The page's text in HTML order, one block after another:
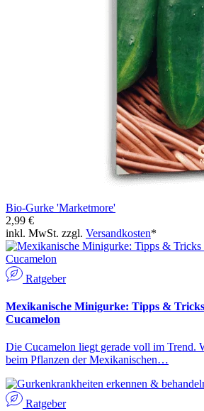
Bio-Gurke 'Marketmore'
2,99 €
inkl. MwSt. zzgl. Versandkosten*
Ratgeber
Mexikanische Minigurke: Tipps &
Cucamelon
Die Cucamelon liegt gerade voll im Trend.
beim Pflanzen der Mexikanischen…
Ratgeber